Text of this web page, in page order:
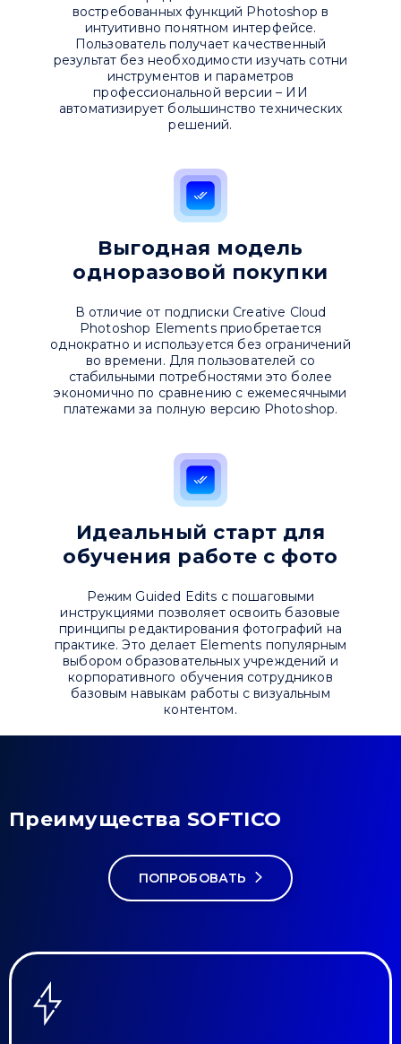
востребованных функций Photoshop в
интуитивно понятном интерфейсе.
Пользователь получает качественный
результат без необходимости изучать сотни
инструментов и параметров
профессиональной версии – ИИ
автоматизирует большинство технических
решений.
Выгодная модель
одноразовой покупки
В отличие от подписки Creative Cloud
Photoshop Elements приобретается
однократно и используется без ограничений
во времени. Для пользователей со
стабильными потребностями это более
экономично по сравнению с ежемесячными
платежами за полную версию Photoshop.
Идеальный старт для
обучения работе с фото
Режим Guided Edits с пошаговыми
инструкциями позволяет освоить базовые
принципы редактирования фотографий на
практике. Это делает Elements популярным
выбором образовательных учреждений и
корпоративного обучения сотрудников
базовым навыкам работы с визуальным
контентом.
Преимущества SOFTICO
ПОПРОБОВАТЬ
Надіслати повідомлення